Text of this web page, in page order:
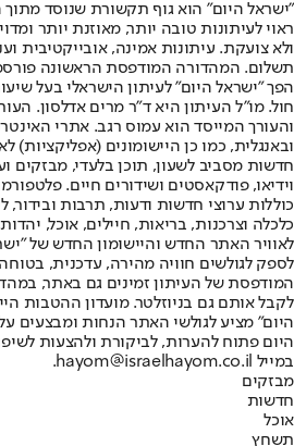
"ישראל היום" הוא גוף תקשורת שנוסד מתוך
ראוי לעיתונות טובה יותר, מאוזנת יותר
ולא צועקת. עיתונות אמינה, אובייקטיבית
הפך "ישראל היום" לעיתון הישראלי בעל
חול. מו"ל העיתון היא ד"ר מרים אדלסון.
והעורך המייסד הוא עמוס רגב. אתרי
חדשות מסביב לשעון, תוכן בלעדי, מבזקים
וידיאו, פודקאסטים ושידורים חיים.
כוללות ערוצי חדשות ודעות, תרבות ובידור,
לאוויר האתר החדש והיישומון החדש של
לספק לגולשים חוויה מהירה, עדכנית,
המודפסת של העיתון זמינים גם באתר,
לקבל אותם גם בניוזלטר. מועדון ההטבות
היום" מציע לגולשי האתר הנחות ומבצעים
היום פתוח להערות, לביקורת ולהצעות
במייל hayom@israelhayom.co.il.
מבזקים
חדשות
אוכל
תשחץ